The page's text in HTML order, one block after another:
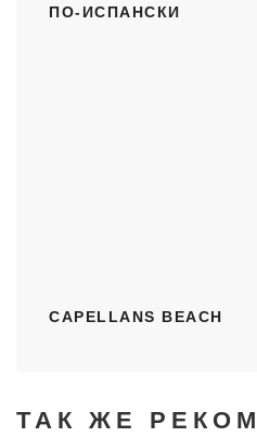
ПО-ИСПАНСКИ
CAPELLANS BEACH
ТАК ЖЕ